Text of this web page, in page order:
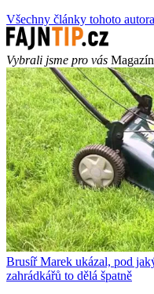
Všechny články tohoto
Vybrali jsme pro vás
Brusíř Marek ukázal, pod
zahrádkářů to dělá špatně